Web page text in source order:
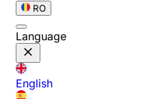
RO
Language
English